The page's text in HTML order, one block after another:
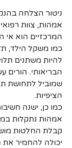
ניטור הצלחה
אמהות, צוות
המרכזיים הוא אי
כמו משקל הילד,
להיות משתנים
הבריאותי. הורים
שמוביל לתחושת
הציפיות.
כמו כן, ישנה
אמהות נתקלות
קבלת החלטות
יכולה להחמיר